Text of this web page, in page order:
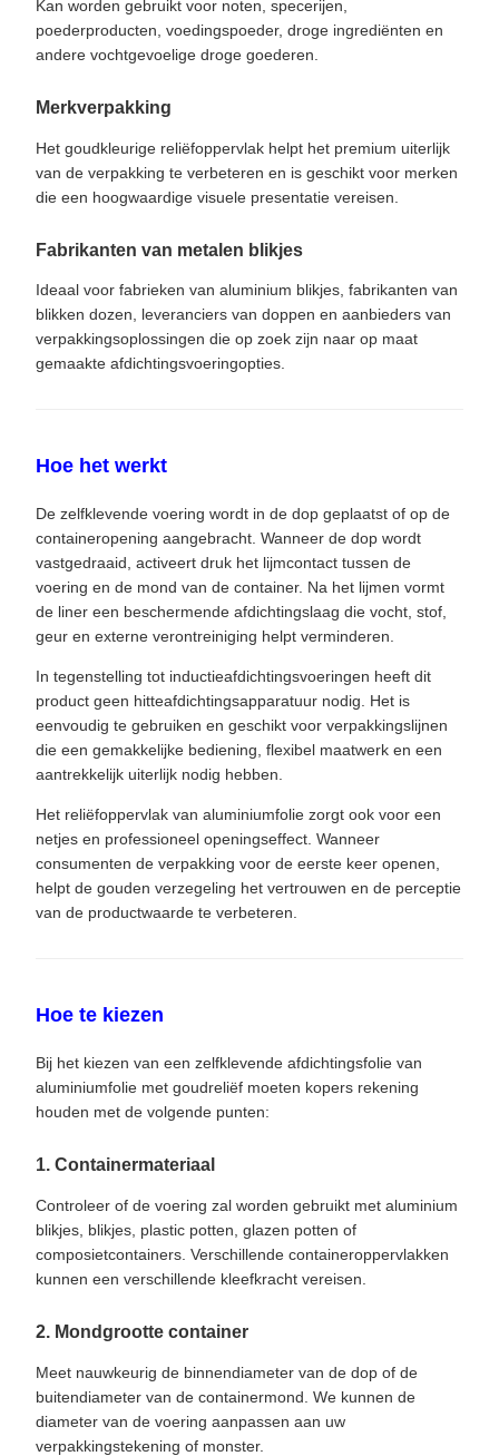
Kan worden gebruikt voor noten, specerijen,
poederproducten, voedingspoeder, droge ingrediënten en
andere vochtgevoelige droge goederen.
Merkverpakking
Het goudkleurige reliëfoppervlak helpt het premium uiterlijk
van de verpakking te verbeteren en is geschikt voor merken
die een hoogwaardige visuele presentatie vereisen.
Fabrikanten van metalen blikjes
Ideaal voor fabrieken van aluminium blikjes, fabrikanten van
blikken dozen, leveranciers van doppen en aanbieders van
verpakkingsoplossingen die op zoek zijn naar op maat
gemaakte afdichtingsvoeringopties.
Hoe het werkt
De zelfklevende voering wordt in de dop geplaatst of op de
containeropening aangebracht. Wanneer de dop wordt
vastgedraaid, activeert druk het lijmcontact tussen de
voering en de mond van de container. Na het lijmen vormt
de liner een beschermende afdichtingslaag die vocht, stof,
geur en externe verontreiniging helpt verminderen.
In tegenstelling tot inductieafdichtingsvoeringen heeft dit
product geen hitteafdichtingsapparatuur nodig. Het is
eenvoudig te gebruiken en geschikt voor verpakkingslijnen
die een gemakkelijke bediening, flexibel maatwerk en een
aantrekkelijk uiterlijk nodig hebben.
Het reliëfoppervlak van aluminiumfolie zorgt ook voor een
netjes en professioneel openingseffect. Wanneer
consumenten de verpakking voor de eerste keer openen,
helpt de gouden verzegeling het vertrouwen en de perceptie
van de productwaarde te verbeteren.
Hoe te kiezen
Bij het kiezen van een zelfklevende afdichtingsfolie van
aluminiumfolie met goudreliëf moeten kopers rekening
houden met de volgende punten:
1. Containermateriaal
Controleer of de voering zal worden gebruikt met aluminium
blikjes, blikjes, plastic potten, glazen potten of
composietcontainers. Verschillende containeroppervlakken
kunnen een verschillende kleefkracht vereisen.
2. Mondgrootte container
Meet nauwkeurig de binnendiameter van de dop of de
buitendiameter van de containermond. We kunnen de
diameter van de voering aanpassen aan uw
verpakkingstekening of monster.